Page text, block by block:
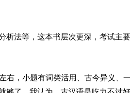
法等，这本书层次更深，考试主
右，小题有词类活用、古今异义、